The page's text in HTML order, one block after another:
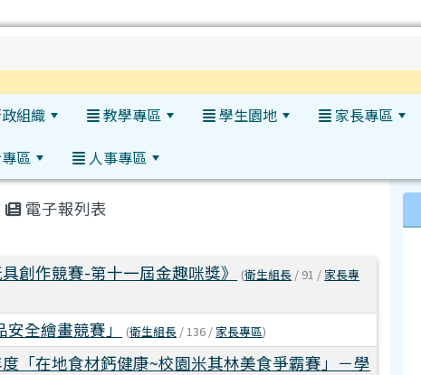
組織 教學專區 學生園地 家長專區
區 人事專區
電子報列表
具創作競賽-第十一屆金趣咪獎》 (衛生組長 / 91 / 家長專
安全繪畫競賽」 (衛生組長 / 136 / 家長專區)
「在地食材鈣健康~校園米其林美食爭霸賽」－學